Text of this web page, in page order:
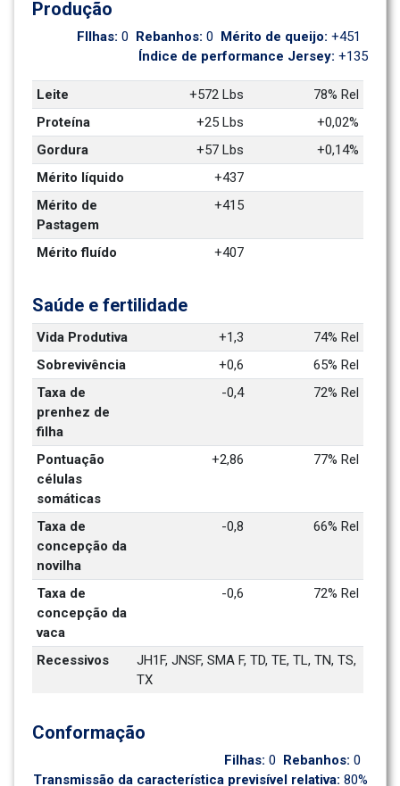
Produção
FIlhas: 0 Rebanhos: 0 Mérito de queijo: +451
Índice de performance Jersey: +135
Leite +572 Lbs
78% Rel
Proteína
+25 Lbs
+0,02%
Gordura
+57 Lbs
+0,14%
Mérito líquido
+437
Mérito de
Pastagem
+415
Mérito fluído +407
Saúde e fertilidade
Vida Produtiva +1,3
74% Rel
Sobrevivência
+0,6
65% Rel
Taxa de
prenhez de
filha
-0,4 72% Rel
Pontuação
células
somáticas
+2,86 77% Rel
Taxa de
concepção da
novilha
-0,8 66% Rel
Taxa de
concepção da
vaca
-0,6 72% Rel
Recessivos
JH1F, JNSF, SMA F, TD, TE, TL, TN, TS,
TX
Conformação
Filhas: 0 Rebanhos: 0
Transmissão da característica previsível relativa: 80%